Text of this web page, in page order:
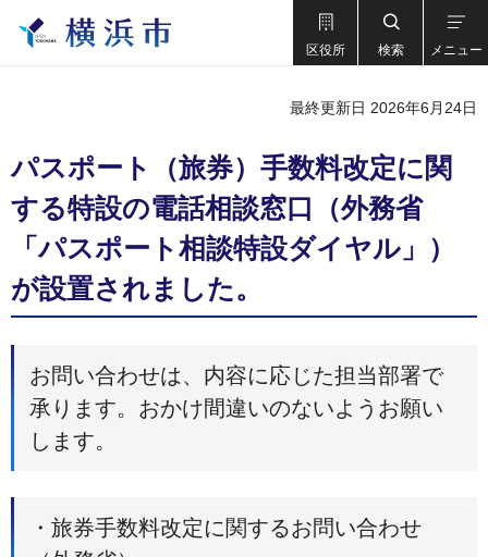
区役所 検索 メニュー
最終更新日 2026年6月24日
パスポート（旅券）手数料改定に関
する特設の電話相談窓口（外務省
「パスポート相談特設ダイヤル」）
が設置されました。
お問い合わせは、内容に応じた担当部署で
承ります。おかけ間違いのないようお願い
します。
・旅券手数料改定に関するお問い合わせ